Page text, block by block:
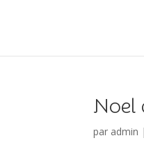
Noel
par admin |